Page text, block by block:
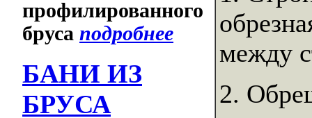
профилированного
бруса подробнее
БАНИ ИЗ
БРУСА
между
2.